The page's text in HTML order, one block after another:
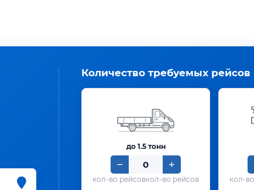
Количество требуемых
до 1.5 тонн
кол-во рейсов